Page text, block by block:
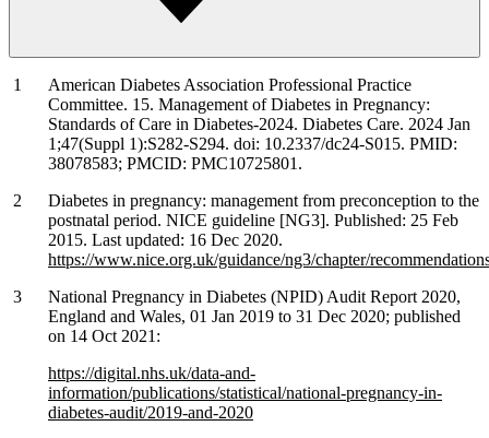
American Diabetes Association Professional Practice
Committee. 15. Management of Diabetes in Pregnancy:
Standards of Care in Diabetes-2024. Diabetes Care. 2024 Jan
1;47(Suppl 1):S282-S294. doi: 10.2337/dc24-S015. PMID:
38078583; PMCID: PMC10725801.
Diabetes in pregnancy: management from preconception to the
postnatal period. NICE guideline [NG3]. Published: 25 Feb
2015. Last updated: 16 Dec 2020.
https://www.nice.org.uk/guidance/ng3/chapter/
National Pregnancy in Diabetes (NPID) Audit Report 2020,
England and Wales, 01 Jan 2019 to 31 Dec 2020; published
on 14 Oct 2021:
https://digital.nhs.uk/data-and-
information/publications/statistical/national-pregnancy-in-
diabetes-audit/2019-and-2020